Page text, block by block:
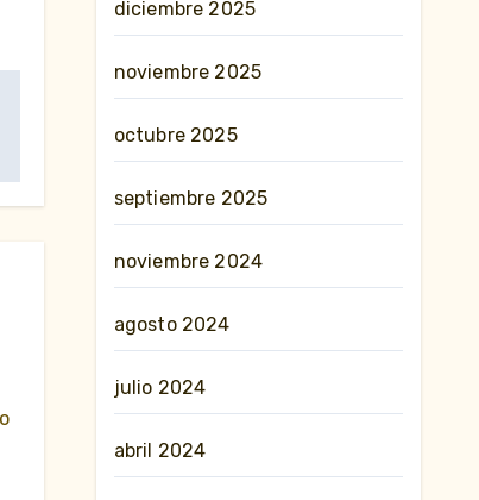
diciembre 2025
noviembre 2025
octubre 2025
septiembre 2025
noviembre 2024
agosto 2024
julio 2024
abril 2024